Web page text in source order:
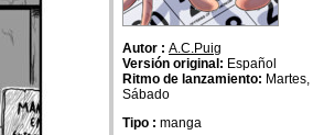
Autor : A.C.Puig
Versión original: Español
Ritmo de lanzamiento: Martes,
Sábado
Tipo : manga